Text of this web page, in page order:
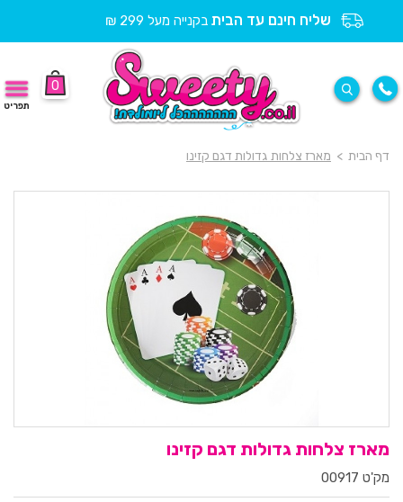
שליח חינם עד הבית בקנייה מעל 299 ₪
0
תפריט
דף הבית > מארז צלחות גדולות דגם קזינו
מארז צלחות גדולות דגם קזינו
מק'ט 00917